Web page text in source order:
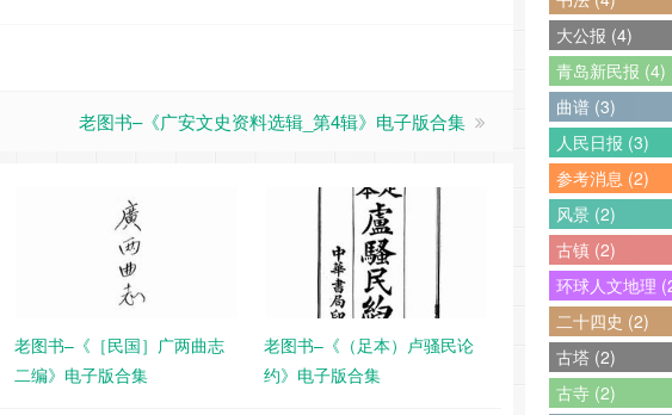
老图书–《广安文史资料选辑_第4辑》电子版合集
老图书–《［民国］广两曲志
二编》电子版合集
老图书–《（足本）卢骚民论
约》电子版合集
大公报 (4)
青岛新民报 (4)
曲谱 (3)
人民日报 (3)
参考消息 (2)
风景 (2)
古镇 (2)
环球人文地理
二十四史 (2)
古塔 (2)
古寺 (2)